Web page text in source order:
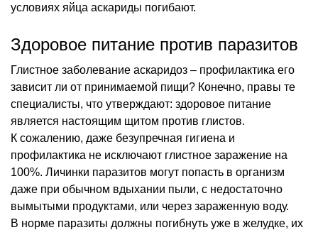
условиях яйца аскариды погибают.
Здоровое питание против паразитов
Глистное заболевание аскаридоз – профилактика его
зависит ли от принимаемой пищи? Конечно, правы те
специалисты, что утверждают: здоровое питание
является настоящим щитом против глистов.
К сожалению, даже безупречная гигиена и
профилактика не исключают глистное заражение на
100%. Личинки паразитов могут попасть в организм
даже при обычном вдыхании пыли, с недостаточно
вымытыми продуктами, или через зараженную воду.
В норме паразиты должны погибнуть уже в желудке, их